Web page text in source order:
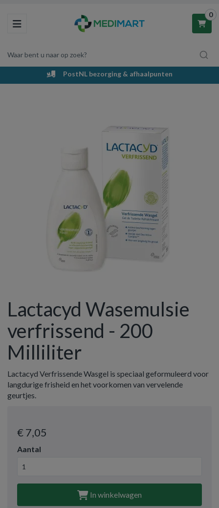
Toggle navigation
Waar bent u naar op zoek?
0
Winkelwagen
PostNL bezorging & afhaalpunten
Lactacyd Wasemulsie
verfrissend - 200
Milliliter
Lactacyd Verfrissende Wasgel is speciaal geformuleerd voor
langdurige frisheid en het voorkomen van vervelende
geurtjes.
€ 7,05
Aantal
In winkelwagen